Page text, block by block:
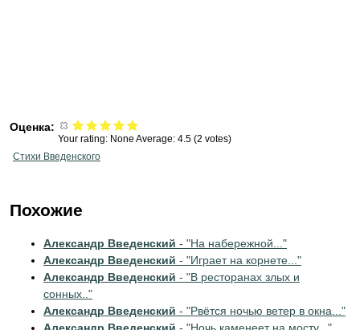
Оценка:
Your rating: None Average: 4.5 (2 votes)
Стихи Введенского
Похожие
Александр Введенский - "На набережной..."
Александр Введенский - "Играет на корнете..."
Александр Введенский - "В ресторанах злых и
сонных.."
Александр Введенский - "Рвётся ночью ветер в окна..."